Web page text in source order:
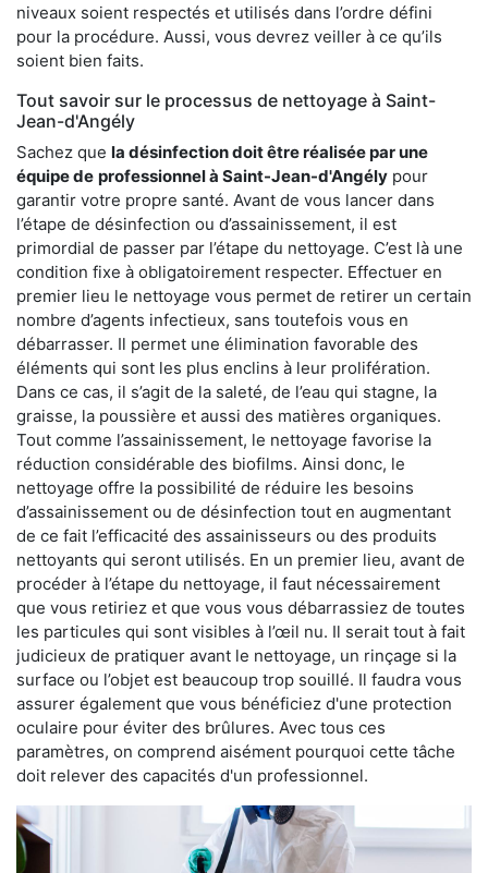
niveaux soient respectés et utilisés dans l’ordre défini
pour la procédure. Aussi, vous devrez veiller à ce qu’ils
soient bien faits.
Tout savoir sur le processus de nettoyage à Saint-
Jean-d'Angély
Sachez que la désinfection doit être réalisée par une
équipe de professionnel à Saint-Jean-d'Angély pour
garantir votre propre santé. Avant de vous lancer dans
l’étape de désinfection ou d’assainissement, il est
primordial de passer par l’étape du nettoyage. C’est là une
condition fixe à obligatoirement respecter. Effectuer en
premier lieu le nettoyage vous permet de retirer un certain
nombre d’agents infectieux, sans toutefois vous en
débarrasser. Il permet une élimination favorable des
éléments qui sont les plus enclins à leur prolifération.
Dans ce cas, il s’agit de la saleté, de l’eau qui stagne, la
graisse, la poussière et aussi des matières organiques.
Tout comme l’assainissement, le nettoyage favorise la
réduction considérable des biofilms. Ainsi donc, le
nettoyage offre la possibilité de réduire les besoins
d’assainissement ou de désinfection tout en augmentant
de ce fait l’efficacité des assainisseurs ou des produits
nettoyants qui seront utilisés. En un premier lieu, avant de
procéder à l’étape du nettoyage, il faut nécessairement
que vous retiriez et que vous vous débarrassiez de toutes
les particules qui sont visibles à l’œil nu. Il serait tout à fait
judicieux de pratiquer avant le nettoyage, un rinçage si la
surface ou l’objet est beaucoup trop souillé. Il faudra vous
assurer également que vous bénéficiez d'une protection
oculaire pour éviter des brûlures. Avec tous ces
paramètres, on comprend aisément pourquoi cette tâche
doit relever des capacités d'un professionnel.